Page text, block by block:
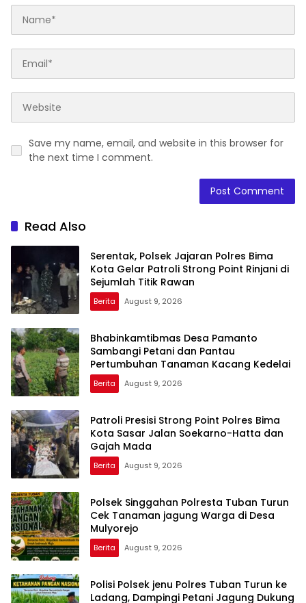
Save my name, email, and website in this browser for
the next time I comment.
Read Also
Serentak, Polsek Jajaran Polres Bima
Kota Gelar Patroli Strong Point Rinjani di
Sejumlah Titik Rawan
Berita August 9, 2026
Bhabinkamtibmas Desa Pamanto
Sambangi Petani dan Pantau
Pertumbuhan Tanaman Kacang Kedelai
Berita August 9, 2026
Patroli Presisi Strong Point Polres Bima
Kota Sasar Jalan Soekarno-Hatta dan
Gajah Mada
Berita August 9, 2026
Polsek Singgahan Polresta Tuban Turun
Cek Tanaman jagung Warga di Desa
Mulyorejo
Berita August 9, 2026
Polisi Polsek jenu Polres Tuban Turun ke
Ladang, Dampingi Petani Jagung Dukung